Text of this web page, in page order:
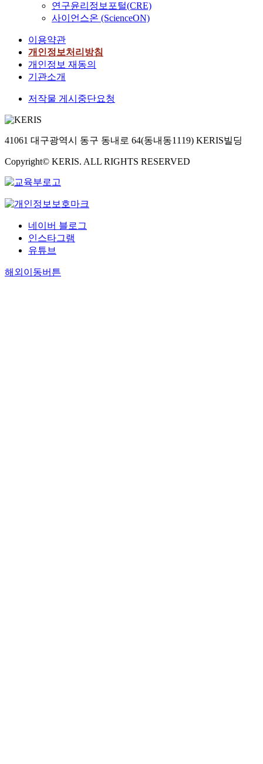
연구윤리정보포털(CRE)
사이언스온 (ScienceON)
이용약관
개인정보처리방침
개인정보 재동의
기관소개
저작물 게시중단요청
41061 대구광역시 동구 동내로 64(동내동1119) KERIS빌딩
Copyright© KERIS. ALL RIGHTS RESERVED
네이버 블로그
인스타그램
유튜브
해외이동버튼